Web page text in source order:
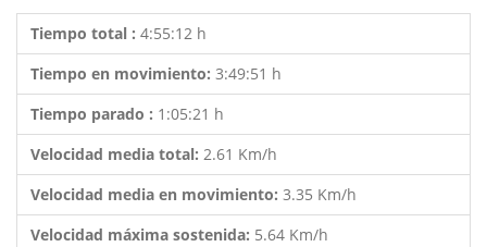
Tiempo total : 4:55:12 h
Tiempo en movimiento: 3:49:51 h
Tiempo parado : 1:05:21 h
Velocidad media total: 2.61 Km/h
Velocidad media en movimiento: 3.35 Km/h
Velocidad máxima sostenida: 5.64 Km/h